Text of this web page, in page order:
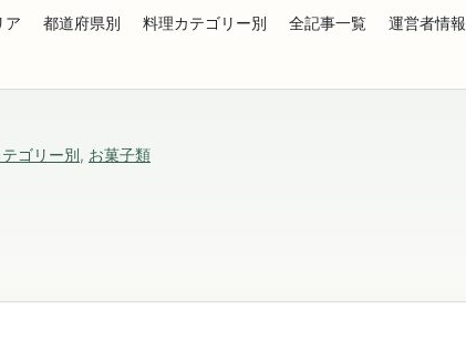
ア 都道府県別 料理カテゴリー別 全記事一覧 運営者情報
ゴリー別, お菓子類